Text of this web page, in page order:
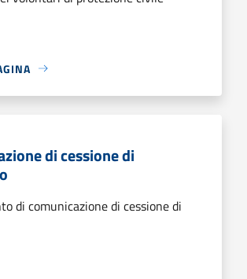
di cessione di
di comunicazione di cessione di